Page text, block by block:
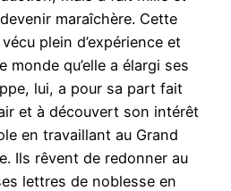
maraîchère. Cette
plein d’expérience et
monde qu’elle a élargi ses
lui, a pour sa part fait
et à découvert son intérêt
en travaillant au Grand
Ils rêvent de redonner au
lettres de noblesse en